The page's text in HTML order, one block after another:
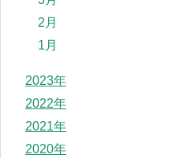
2月
1月
2023年
2022年
2021年
2020年